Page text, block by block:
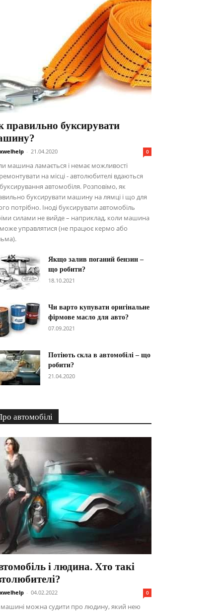
правильно буксирувати
- 21.04.2020 0
машина ламається і немає можливості
на місці - автолюбителі вдаються
автомобіля. Розповімо, як
буксирувати машину на лямці і що для
потрібно. Іноді буксирувати автомобіль
силами не вийде – наприклад, коли машина
управлятися (не працює кермо або
Якщо залив поганий бензин –
що робити?
18.10.2021
Чи варто купувати оригінальне
фірмове масло для авто?
07.09.2021
Потіють скла в автомобілі – що
робити?
21.04.2020
автомобілі
і людина. Хто такі
- 04.02.2022 0
можна судити про людину, який нею